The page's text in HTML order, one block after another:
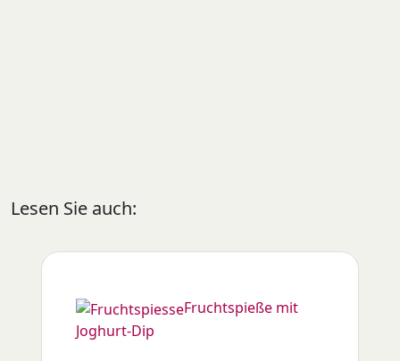
Lesen Sie auch:
Fruchtspieße mit
Joghurt-Dip